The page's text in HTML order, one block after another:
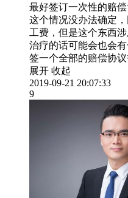
最好签订一次性的赔
这个情况没办法确定
工费，但是这个东西
治疗的话可能会也会
签一个全部的赔偿协
展开 收起
2019-09-21 20:07:33
9